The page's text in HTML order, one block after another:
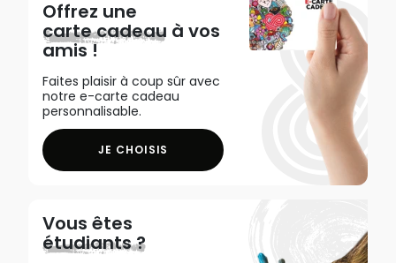
Offrez une
carte cadeau à vos
amis !
Faites plaisir à coup sûr avec
notre e-carte cadeau
personnalisable.
JE CHOISIS
Vous êtes
étudiants ?